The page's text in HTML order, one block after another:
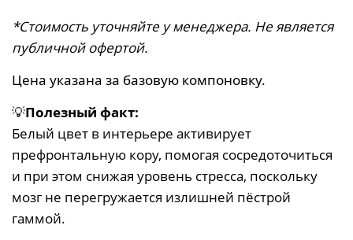
*Стоимость уточняйте у менеджера. Не является
публичной офертой.
Цена указана за базовую компоновку.
💡Полезный факт:
Белый цвет в интерьере активирует
префронтальную кору, помогая сосредоточиться
и при этом снижая уровень стресса, поскольку
мозг не перегружается излишней пёстрой
гаммой.